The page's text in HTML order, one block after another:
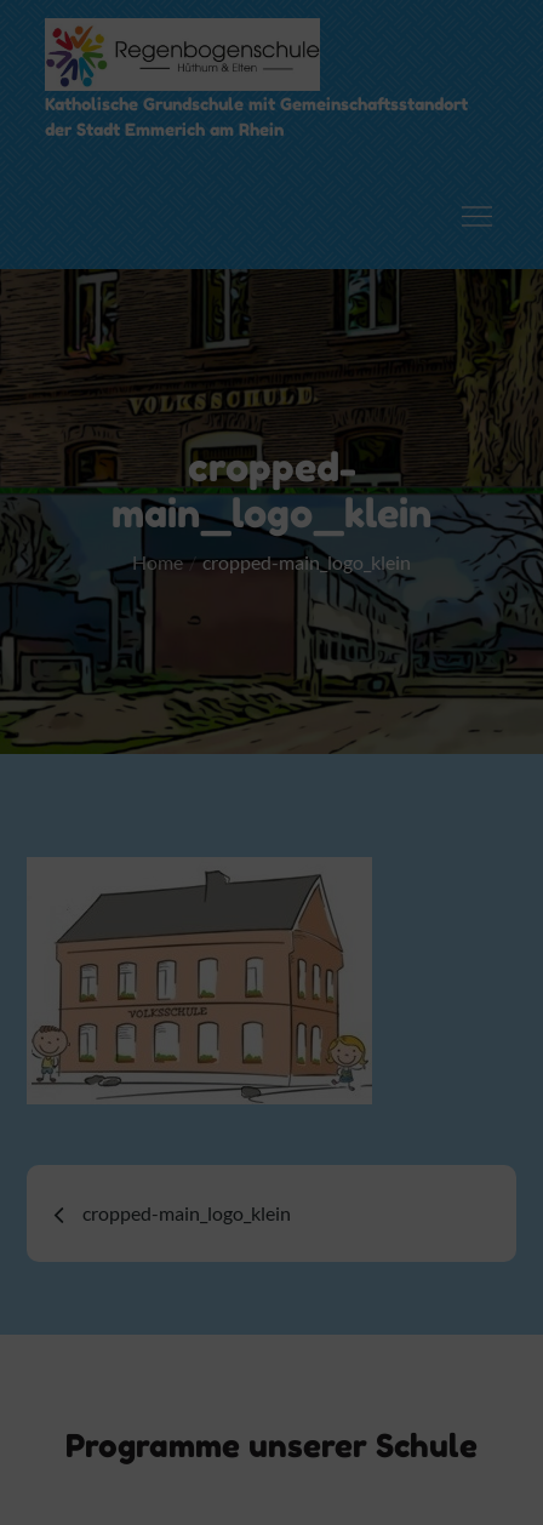
content
Katholische Grundschule mit Gemeinschaftsstandort
der Stadt Emmerich am Rhein
cropped-
main_logo_klein
Home cropped-main_logo_klein
Beitragsnavigation
cropped-main_logo_klein
Programme unserer Schule